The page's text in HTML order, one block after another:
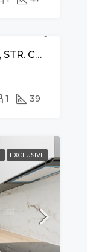
VÂNZARE
APARTAMENT CU 1 CAMERĂ, STR. CARTUȘA, DURLEȘTI
1 39
EXCLUSIVE